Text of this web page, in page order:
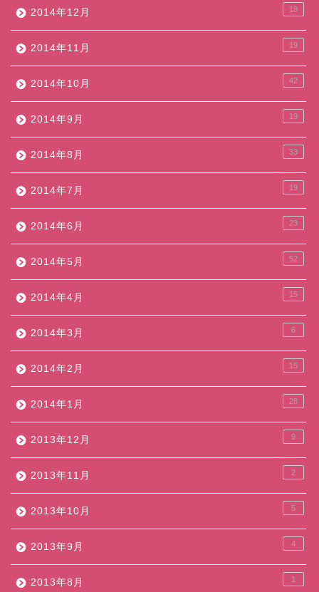
2014年12月 18
2014年11月 19
2014年10月 42
2014年9月 19
2014年8月 33
2014年7月 19
2014年6月 23
2014年5月 52
2014年4月 15
2014年3月 6
2014年2月 15
2014年1月 28
2013年12月 9
2013年11月 2
2013年10月 5
2013年9月 4
2013年8月 1